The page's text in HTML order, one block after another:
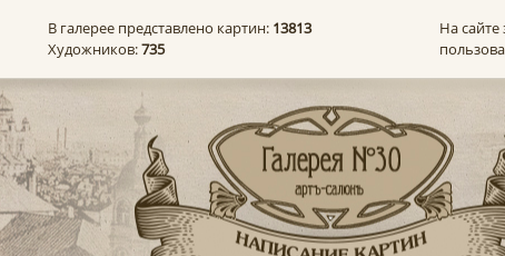
В галерее представлено картин: 13813
Художников:735
На сайте